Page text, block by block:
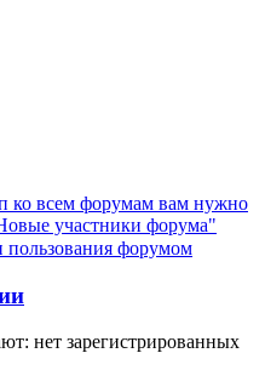
ко всем форумам вам нужно
участники форума"
форумом
нет зарегистрированных